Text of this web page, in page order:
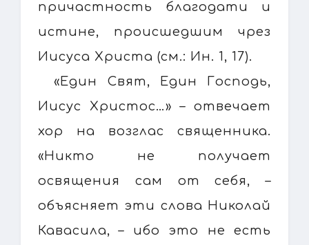
причастность благодати и
истине, происшедшим чрез
Иисуса Христа (см.: Ин. 1, 17).
«Един Свят, Един Господь,
Иисус Христос…» – отвечает
хор на возглас священника.
«Никто не получает
освящения сам от себя, –
объясняет эти слова Николай
Кавасила, – ибо это не есть